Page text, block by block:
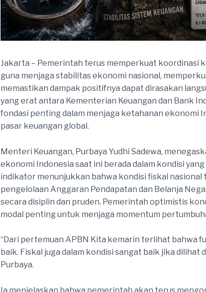
Jakarta – Pemerintah terus memperkuat koordinasi
guna menjaga stabilitas ekonomi nasional,
memastikan dampak positifnya dapat dirasakan
yang erat antara Kementerian Keuangan dan Bank
fondasi penting dalam menjaga ketahanan ekonomi
pasar keuangan global.
Menteri Keuangan, Purbaya Yudhi Sadewa,
ekonomi Indonesia saat ini berada dalam kondisi
indikator menunjukkan bahwa kondisi fiskal
pengelolaan Anggaran Pendapatan dan Belanja
secara disiplin dan pruden. Pemerintah optimistis
modal penting untuk menjaga momentum
“Dari pertemuan APBN Kita kemarin terlihat bahwa
baik. Fiskal juga dalam kondisi sangat baik jika dilihat
Purbaya.